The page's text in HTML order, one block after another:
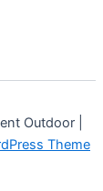
Outdoor |
Theme